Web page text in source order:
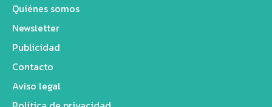
Quiénes somos
Newsletter
Publicidad
Contacto
Aviso legal